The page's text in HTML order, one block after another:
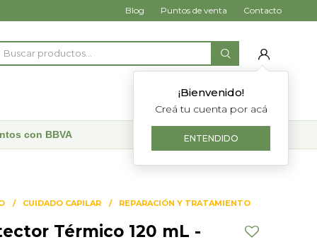
¡Bienvenido!
Creá tu cuenta por acá
ENTENDIDO
Blog Puntos de venta Contacto
con BBVA
CUIDADO CAPILAR REPARACIÓN Y TRATAMIENTO
Térmico 120 mL -